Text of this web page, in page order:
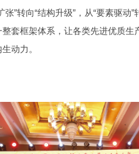
张”转向“结构升级”，从“要素驱动
套框架体系，让各类先进优质
动力。